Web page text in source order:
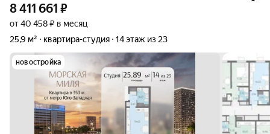
8 411 661 ₽
от 40 458 ₽ в месяц
25,9 м²
квартира-студия 14 этаж из 23
новостройка